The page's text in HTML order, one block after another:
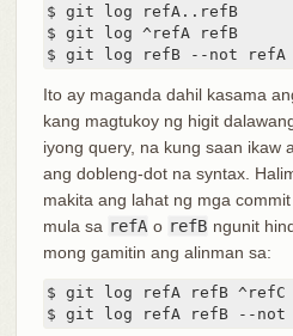
$ git log refA..refB
$ git log ^refA refB
$ git log refB --not refA
Ito ay maganda dahil kasama
kang magtukoy ng higit
iyong query, na kung saan ikaw
ang dobleng-dot na syntax.
makita ang lahat ng mga
mula sa refA o refB ngunit
mong gamitin ang alinman sa:
$ git log refA refB ^refC
$ git log refA refB --not